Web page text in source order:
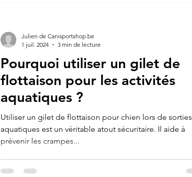
Pourquoi utiliser un gilet de
flottaison pour les activités
aquatiques ?
Utiliser un gilet de flottaison pour chien lors de sorties
aquatiques est un véritable atout sécuritaire. Il aide à
prévenir les crampes...
Julien de Canisportshop.be
1 juil. 2024
3 min de lecture